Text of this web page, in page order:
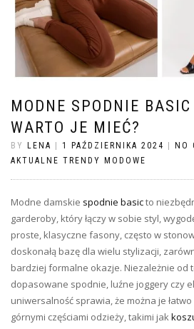
MODNE SPODNIE
WARTO JE MIEĆ?
BY LENA 1 PAŹDZIERNIKA 2024 NO
AKTUALNE TRENDY MODOWE
Modne damskie spodnie basicto
garderoby, który łączy w sobie styl,
proste, klasyczne fasony, często w
doskonałą bazę dla wielu stylizacji,
bardziej formalne okazje. Niezależnie od
dopasowane spodnie, luźne joggery czy
uniwersalność sprawia, że można je
górnymi częściami odzieży, takimi jak